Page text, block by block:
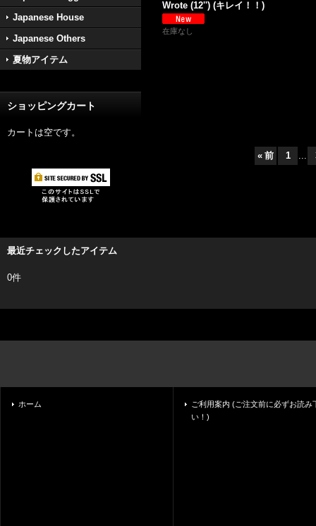
Japanese House
Japanese Others
夏物アイテム
ショッピングカート
カートは空です。
Wrote (12'') (キレイ！！)
在庫なし
« 前 1 ...
最近チェックしたアイテム
0件
ホーム
ご利用案内 (ご注文前に必ずお読み
い！)